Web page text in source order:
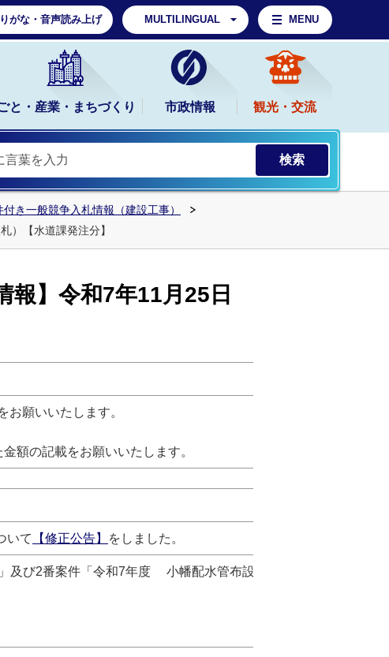
がな・音声読み上げ MULTILINGUAL MENU
と・産業・まちづくり 市政情報 観光・交流
付き一般競争入札情報（建設工事）
）【水道課発注分】
報】令和7年11月25日
お願いいたします。
額の記載をお願いいたします。
いて 【修正公告】 をしました。
び2番案件「令和7年度 小幡配水管布設替工事」に